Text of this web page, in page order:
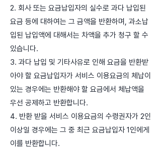
2. 회사 또는 요금납입자의 실수로 과다 납입된
요금 등에 대하여는 그 금액을 반환하며, 과소납
입된 납입액에 대해서는 차액을 추가 청구 할 수
있습니다.
3. 과다 납입 및 기타사유로 인해 요금을 반환받
아야 할 요금납입자가 서비스 이용요금의 체납이
있는 경우에는 반환해야 할 요금에서 체납액을
우선 공제하고 반환합니다.
4. 반환 받을 서비스 이용요금의 수령권자가 2인
이상일 경우에는 그 중 최근 요금납입자 1인에게
이를 반환합니다.